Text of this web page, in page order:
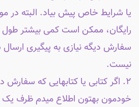
یا شرایط خاص پیش بیاد. البته در
رایگان، ممکن است کمی بیشتر
سفارش دیگه نیازی به پیگیری
نیست.
۲. اگر کتابی یا کتابهایی که سفارش
خودمون بهتون اطلاع میدم ظرف یک